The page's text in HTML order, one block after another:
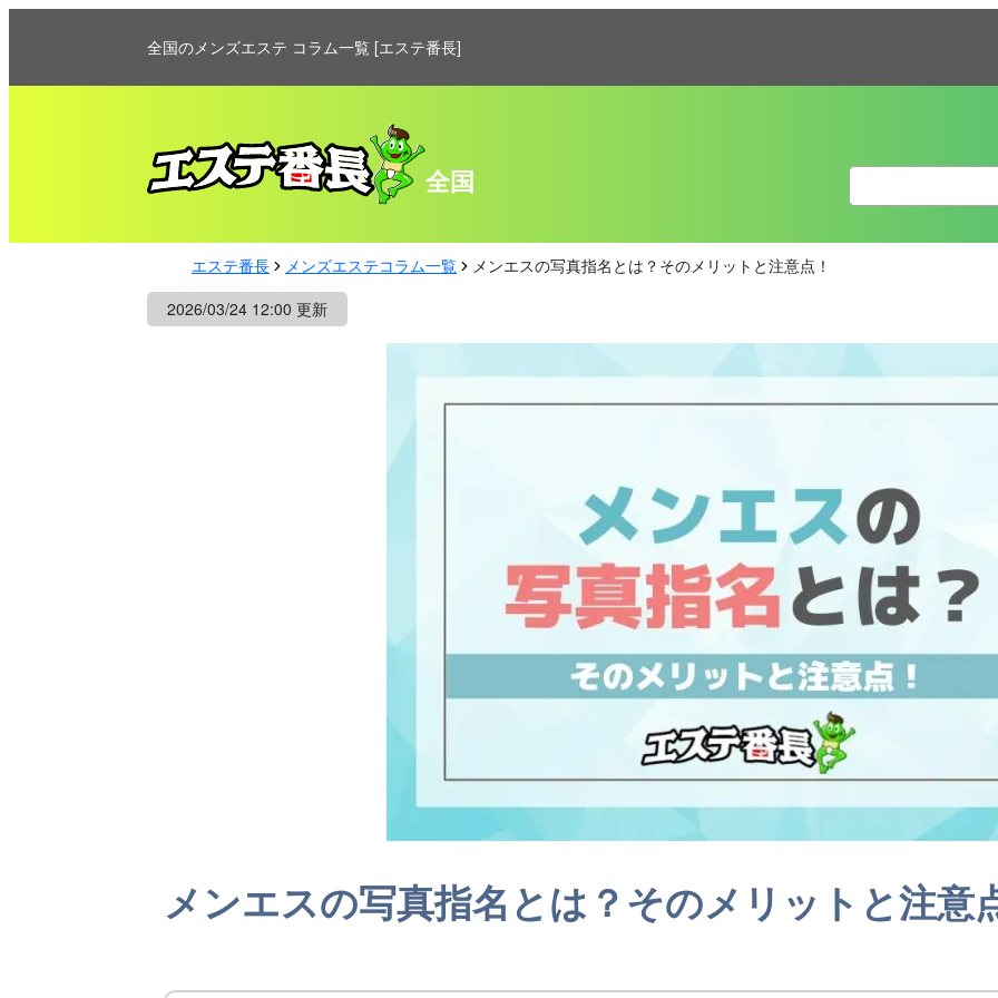
全国のメンズエステ コラム一覧 [エステ番長]
全国
エステ番長 メンズエステコラム一覧
メンエスの写真指名とは？そのメリットと注意点！
2026/03/24 12:00 更新
メンエスの写真指名とは？そのメリットと注意